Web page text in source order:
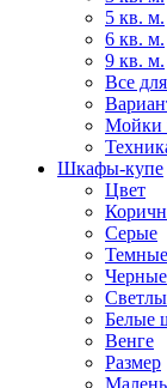
5 кв. м.
6 кв. м.
9 кв. м.
Все
Мойки
Шкафы-купе
Цвет
Серые
Темные
Черные
Белые
Венге
Размер